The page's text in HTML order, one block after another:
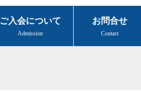
ご入会について
Admission
お問合せ
Contact